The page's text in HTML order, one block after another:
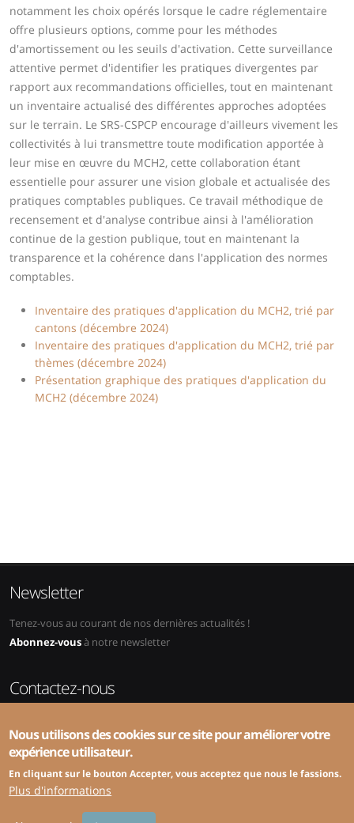
notamment les choix opérés lorsque le cadre réglementaire
offre plusieurs options, comme pour les méthodes
d'amortissement ou les seuils d'activation. Cette surveillance
attentive permet d'identifier les pratiques divergentes par
rapport aux recommandations officielles, tout en maintenant
un inventaire actualisé des différentes approches adoptées
sur le terrain. Le SRS-CSPCP encourage d'ailleurs vivement les
collectivités à lui transmettre toute modification apportée à
leur mise en œuvre du MCH2, cette collaboration étant
essentielle pour assurer une vision globale et actualisée des
pratiques comptables publiques. Ce travail méthodique de
recensement et d'analyse contribue ainsi à l'amélioration
continue de la gestion publique, tout en maintenant la
transparence et la cohérence dans l'application des normes
comptables.
Inventaire des pratiques d'application du MCH2, trié par
cantons (décembre 2024)
Inventaire des pratiques d'application du MCH2, trié par
thèmes (décembre 2024)
Présentation graphique des pratiques d'application du
MCH2 (décembre 2024)
Newsletter
Tenez-vous au courant de nos dernières actualités !
Abonnez-vousà notre newsletter
Contactez-nous
Abteilung Public Sector, Gertrudstrasse 8, 8400 Winterthur
Téléphone: +41 58 934 49 94 (administration) ou +41 58 934 49 72
(spécialisé)
E-mail: info@srs-cspcp.ch
Nous utilisons des cookies sur ce site pour améliorer votre
expérience utilisateur.
En cliquant sur le bouton Accepter, vous acceptez que nous le fassions.
Plus d'informations